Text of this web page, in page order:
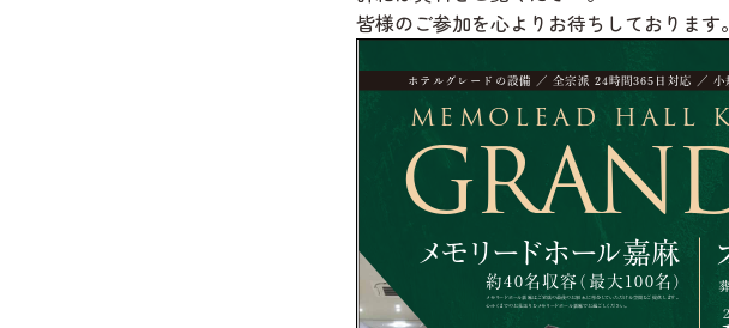
皆様のご参加を心よりお待ちしております。